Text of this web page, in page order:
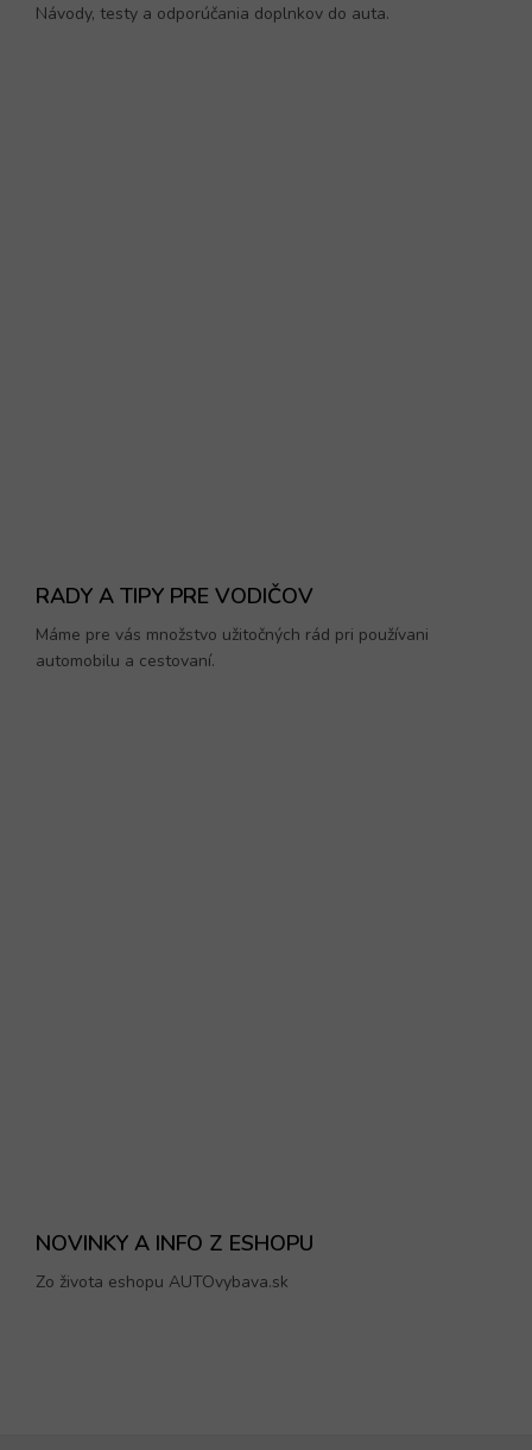
Návody, testy a odporúčania doplnkov do auta.
RADY A TIPY PRE VODIČOV
Máme pre vás množstvo užitočných rád pri používani
automobilu a cestovaní.
NOVINKY A INFO Z ESHOPU
Zo života eshopu AUTOvybava.sk